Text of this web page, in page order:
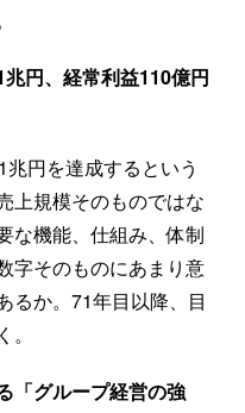
円、経常利益110億円
円を達成するという
上規模そのものではな
な機能、仕組み、体制
字そのものにあまり意
るか。71年目以降、目
グループ経営の強